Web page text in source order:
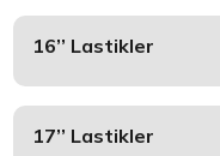
16’’ Lastikler
17’’ Lastikler